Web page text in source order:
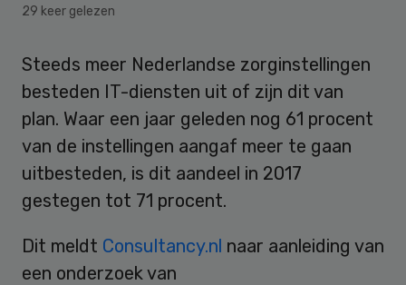
29 keer gelezen
Steeds meer Nederlandse zorginstellingen
besteden IT-diensten uit of zijn dit van
plan. Waar een jaar geleden nog 61 procent
van de instellingen aangaf meer te gaan
uitbesteden, is dit aandeel in 2017
gestegen tot 71 procent.
Dit meldt Consultancy.nl naar aanleiding van
een onderzoek van